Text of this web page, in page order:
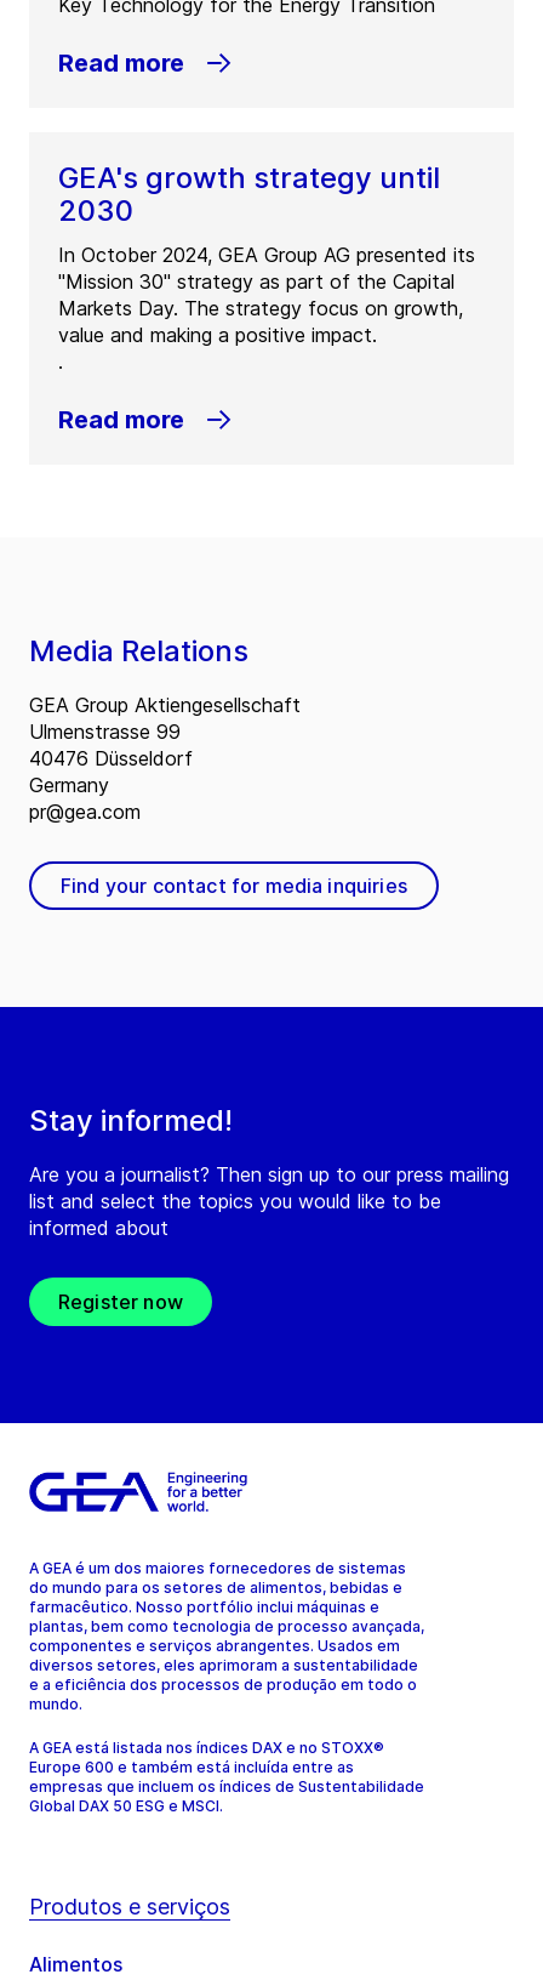
Read more
GEA's growth strategy until
2030
In October 2024, GEA Group AG presented its
"Mission 30" strategy as part of the Capital
Markets Day. The strategy focus on growth,
value and making a positive impact.
.
Read more
Stay informed!
Are you a journalist? Then sign up to our press mailing
list and select the topics you would like to be
informed about
Register now
Media Relations
GEA Group Aktiengesellschaft
Ulmenstrasse 99
40476 Düsseldorf
Germany
pr@gea.com
Find your contact for media inquiries
A GEA é um dos maiores fornecedores de sistemas
do mundo para os setores de alimentos, bebidas e
farmacêutico. Nosso portfólio inclui máquinas e
plantas, bem como tecnologia de processo avançada,
componentes e serviços abrangentes. Usados em
diversos setores, eles aprimoram a sustentabilidade
e a eficiência dos processos de produção em todo o
mundo.
A GEA está listada nos índices DAX e no STOXX®
Europe 600 e também está incluída entre as
empresas que incluem os índices de Sustentabilidade
Global DAX 50 ESG e MSCI.
Produtos e serviços
Alimentos